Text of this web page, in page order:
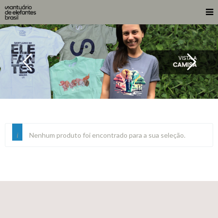
Nenhum produto foi encontrado para a sua seleção.